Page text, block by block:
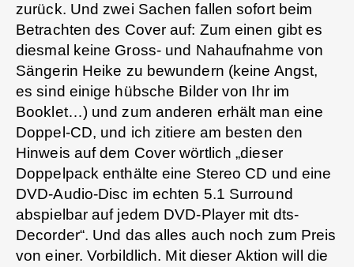
zurück. Und zwei Sachen fallen sofort beim
Betrachten des Cover auf: Zum einen gibt es
diesmal keine Gross- und Nahaufnahme von
Sängerin Heike zu bewundern (keine Angst,
es sind einige hübsche Bilder von Ihr im
Booklet…) und zum anderen erhält man eine
Doppel-CD, und ich zitiere am besten den
Hinweis auf dem Cover wörtlich „dieser
Doppelpack enthälte eine Stereo CD und eine
DVD-Audio-Disc im echten 5.1 Surround
abspielbar auf jedem DVD-Player mit dts-
Decorder“. Und das alles auch noch zum Preis
von einer. Vorbildlich. Mit dieser Aktion will die